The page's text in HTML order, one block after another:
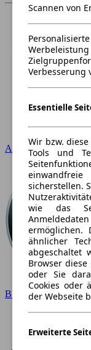
Audi
BMW
Scannen von
Verbesserung
Essentielle
Wir bzw.
Tools und
sicherstellen.
wie das
ermöglichen.
ähnlicher
abgeschaltet
Browser
oder Sie
Cookies oder
der Webseite
Erweiterte